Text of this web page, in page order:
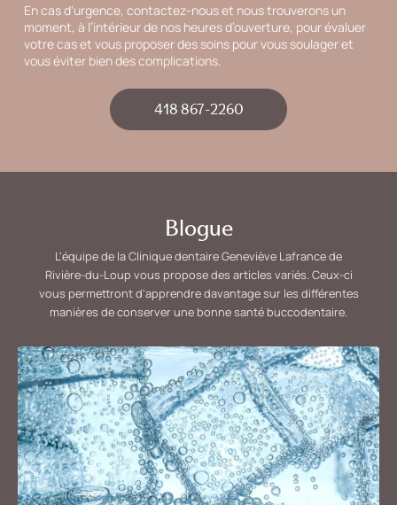
En cas d‘urgence, contactez-nous et nous trouverons un
moment, à l’intérieur de nos heures d’ouverture, pour évaluer
votre cas et vous proposer des soins pour vous soulager et
vous éviter bien des complications.
418 867-2260
Blogue
L'équipe de la Clinique dentaire Geneviève Lafrance de
Rivière-du-Loup vous propose des articles variés. Ceux-ci
vous permettront d'apprendre davantage sur les différentes
manières de conserver une bonne santé buccodentaire.